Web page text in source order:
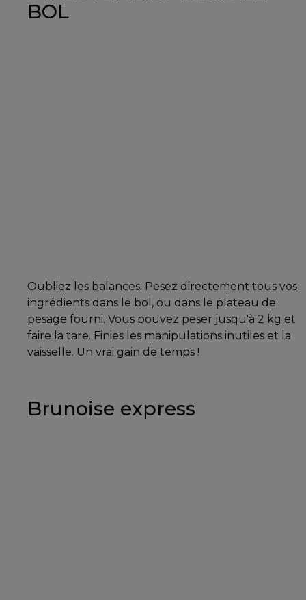
BOL
Oubliez les balances. Pesez directement tous vos
ingrédients dans le bol, ou dans le plateau de
pesage fourni. Vous pouvez peser jusqu'à 2 kg et
faire la tare. Finies les manipulations inutiles et la
vaisselle. Un vrai gain de temps !
Brunoise express